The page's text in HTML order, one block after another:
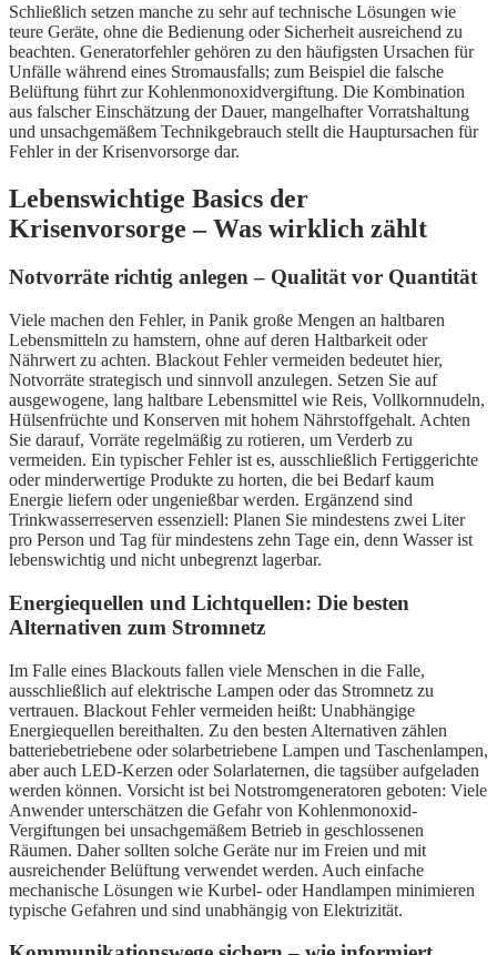
Schließlich setzen manche zu sehr auf technische Lösungen wie
teure Geräte, ohne die Bedienung oder Sicherheit ausreichend zu
beachten. Generatorfehler gehören zu den häufigsten Ursachen für
Unfälle während eines Stromausfalls; zum Beispiel die falsche
Belüftung führt zur Kohlenmonoxidvergiftung. Die Kombination
aus falscher Einschätzung der Dauer, mangelhafter Vorratshaltung
und unsachgemäßem Technikgebrauch stellt die Hauptursachen für
Fehler in der Krisenvorsorge dar.
Lebenswichtige Basics der
Krisenvorsorge – Was wirklich zählt
Notvorräte richtig anlegen – Qualität vor Quantität
Viele machen den Fehler, in Panik große Mengen an haltbaren
Lebensmitteln zu hamstern, ohne auf deren Haltbarkeit oder
Nährwert zu achten. Blackout Fehler vermeiden bedeutet hier,
Notvorräte strategisch und sinnvoll anzulegen. Setzen Sie auf
ausgewogene, lang haltbare Lebensmittel wie Reis, Vollkornnudeln,
Hülsenfrüchte und Konserven mit hohem Nährstoffgehalt. Achten
Sie darauf, Vorräte regelmäßig zu rotieren, um Verderb zu
vermeiden. Ein typischer Fehler ist es, ausschließlich Fertiggerichte
oder minderwertige Produkte zu horten, die bei Bedarf kaum
Energie liefern oder ungenießbar werden. Ergänzend sind
Trinkwasserreserven essenziell: Planen Sie mindestens zwei Liter
pro Person und Tag für mindestens zehn Tage ein, denn Wasser ist
lebenswichtig und nicht unbegrenzt lagerbar.
Energiequellen und Lichtquellen: Die besten
Alternativen zum Stromnetz
Im Falle eines Blackouts fallen viele Menschen in die Falle,
ausschließlich auf elektrische Lampen oder das Stromnetz zu
vertrauen. Blackout Fehler vermeiden heißt: Unabhängige
Energiequellen bereithalten. Zu den besten Alternativen zählen
batteriebetriebene oder solarbetriebene Lampen und Taschenlampen,
aber auch LED-Kerzen oder Solarlaternen, die tagsüber aufgeladen
werden können. Vorsicht ist bei Notstromgeneratoren geboten: Viele
Anwender unterschätzen die Gefahr von Kohlenmonoxid-
Vergiftungen bei unsachgemäßem Betrieb in geschlossenen
Räumen. Daher sollten solche Geräte nur im Freien und mit
ausreichender Belüftung verwendet werden. Auch einfache
mechanische Lösungen wie Kurbel- oder Handlampen minimieren
typische Gefahren und sind unabhängig von Elektrizität.